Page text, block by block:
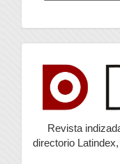
index
Revista
directorio Latindex,